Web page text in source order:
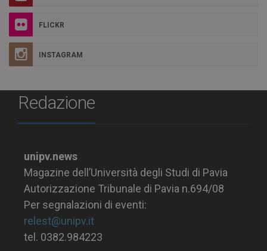
FLICKR
INSTAGRAM
Redazione
unipv.news
Magazine dell’Università degli Studi di Pavia
Autorizzazione Tribunale di Pavia n.694/08
Per segnalazioni di eventi:
relest@unipv.it
tel. 0382.984223